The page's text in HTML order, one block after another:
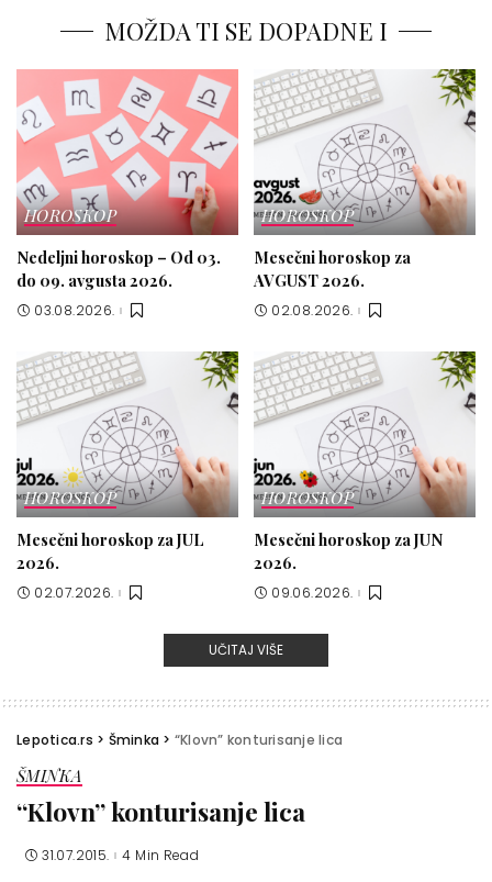
MOŽDA TI SE DOPADNE I
HOROSKOP
Nedeljni horoskop – Od 03.
do 09. avgusta 2026.
03.08.2026.
HOROSKOP
Mesečni horoskop za
AVGUST 2026.
02.08.2026.
HOROSKOP
Mesečni horoskop za JUL
2026.
02.07.2026.
HOROSKOP
Mesečni horoskop za JUN
2026.
09.06.2026.
UČITAJ VIŠE
Lepotica.rs > Šminka > “Klovn” konturisanje lica
ŠMINKA
“Klovn” konturisanje lica
31.07.2015. 4 Min Read